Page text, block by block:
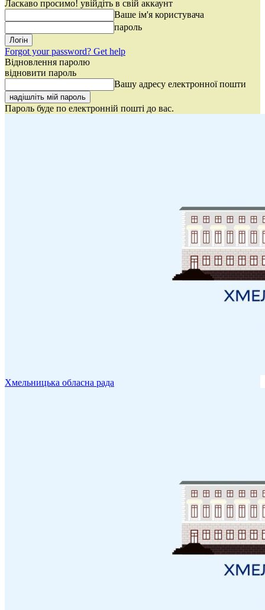
Ласкаво просимо! увійдіть в свій аккаунт
Ваше ім'я користувача
пароль
Forgot your password? Get help
Відновлення паролю
відновити пароль
Вашу адресу електронної пошти
Пароль буде по електронній пошті до вас.
Хмельницька обласна рада